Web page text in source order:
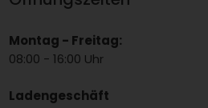
Montag - Freitag:
08:00 - 16:00 Uhr
Ladengeschäft